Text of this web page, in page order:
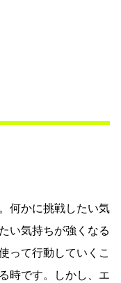
何かに挑戦したい気
い気持ちが強くなる
って行動していくこ
時です。しかし、エ